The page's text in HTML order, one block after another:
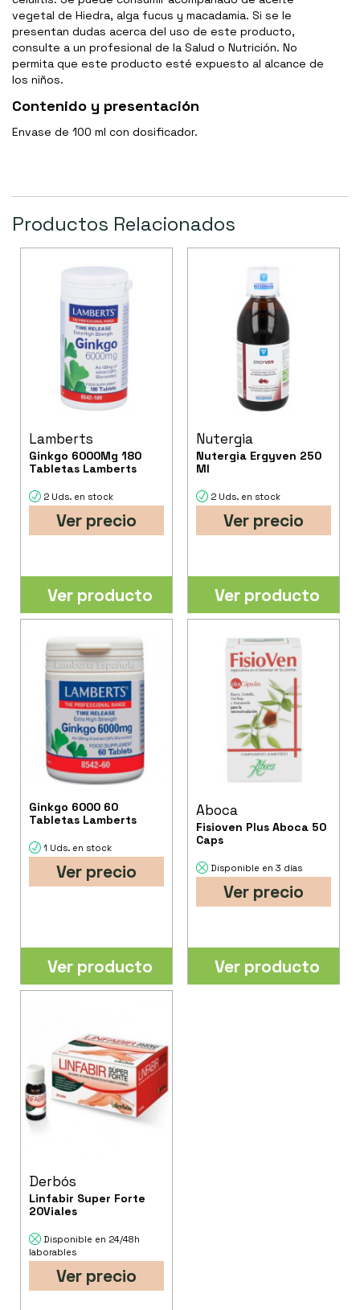
vegetal de Hiedra, alga fucus y macadamia. Si se le
presentan dudas acerca del uso de este producto,
consulte a un profesional de la Salud o Nutrición. No
permita que este producto esté expuesto al alcance de
los niños.
Contenido y presentación
Envase de 100 ml con dosificador.
Productos Relacionados
Lamberts
Ginkgo 6000Mg 180
Tabletas Lamberts
2 Uds. en stock
Ver precio
Ver producto
Nutergia
Nutergia Ergyven 250
Ml
2 Uds. en stock
Ver precio
Ver producto
Ginkgo 6000 60
Tabletas Lamberts
1 Uds. en stock
Ver precio
Ver producto
Aboca
Fisioven Plus Aboca 50
Caps
Disponible en 3 días
Ver precio
Ver producto
Derbós
Linfabir Super Forte
20Viales
Disponible en 24/48h
laborables
Ver precio